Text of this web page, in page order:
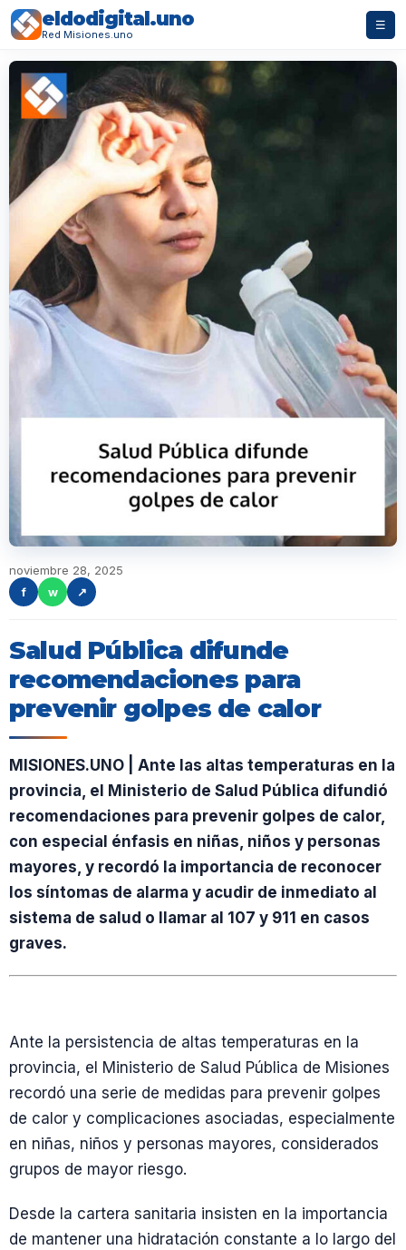
eldodigital.uno
Red Misiones.uno
☰
noviembre 28, 2025
f
w ↗
Salud Pública difunde
recomendaciones para
prevenir golpes de calor
MISIONES.UNO | Ante las altas temperaturas en la
provincia, el Ministerio de Salud Pública difundió
recomendaciones para prevenir golpes de calor,
con especial énfasis en niñas, niños y personas
mayores, y recordó la importancia de reconocer
los síntomas de alarma y acudir de inmediato al
sistema de salud o llamar al 107 y 911 en casos
graves.
Ante la persistencia de altas temperaturas en la
provincia, el Ministerio de Salud Pública de Misiones
recordó una serie de medidas para prevenir golpes
de calor y complicaciones asociadas, especialmente
en niñas, niños y personas mayores, considerados
grupos de mayor riesgo.
Desde la cartera sanitaria insisten en la importancia
de mantener una hidratación constante a lo largo del